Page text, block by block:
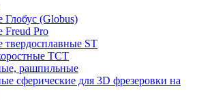
(Globus)
Freud Pro
ST
ТСТ
рашпильные
сферические для 3D фрезеровки на